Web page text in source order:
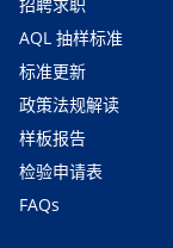
AQL 抽样标准
标准更新
政策法规解读
样板报告
检验申请表
FAQs